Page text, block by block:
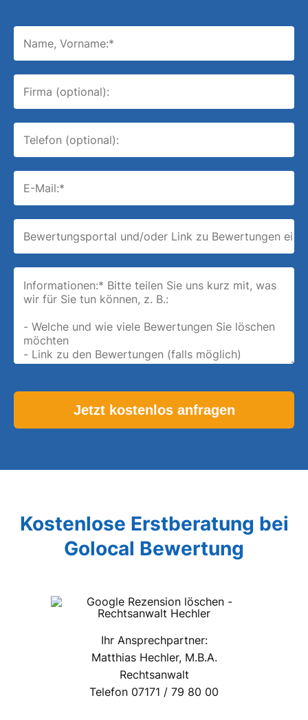
Please leave this field empty.
Kostenlose Erstberatung bei
Golocal Bewertung
Ihr Ansprechpartner:
Matthias Hechler, M.B.A.
Rechtsanwalt
Telefon 07171 / 79 80 00